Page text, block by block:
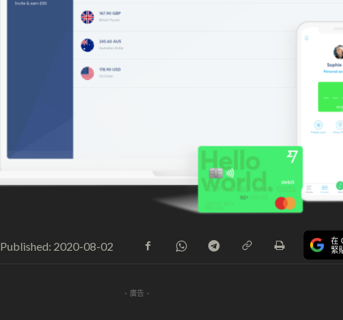
Published: 2020-08-02 在
緊
- 廣告 -